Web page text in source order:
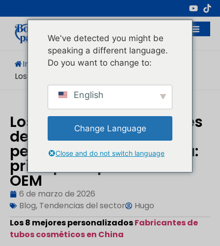
Cosméticos
Inicio Blog / Tendencias Del Sector
Los 8 Mejores Personalizados...
Los 8 mejores fabricantes
de tubos cosméticos
personalizados de China:
principales proveedores
OEM
6 de marzo de 2026
Blog, Tendencias del sector
Hugo
Los 8 mejores personalizadosFabricantes de
tubos cosméticos en China
We've detected you might be
speaking a different language.
Do you want to change to:
English
Change Language
Close and do not switch language